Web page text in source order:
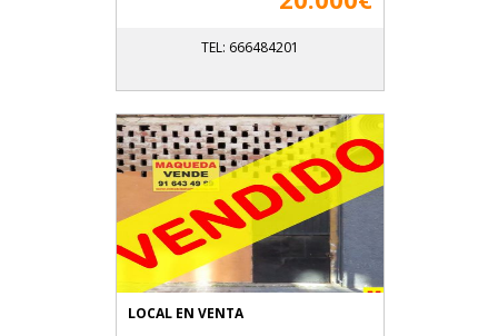
TEL: 666484201
LOCAL EN VENTA